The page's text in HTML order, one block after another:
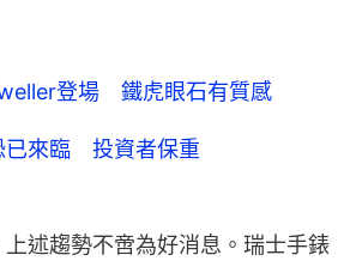
登場 鐵虎眼石有質感
已來臨 投資者保重
述趨勢不啻為好消息。瑞士手錶